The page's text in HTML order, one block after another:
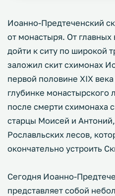
Иоанно-Предтеченский
от монастыря. От
дойти к ситу по широкой
заложил скит схимонах
первой половине XIX
глубинке монастырского
после смерти схимонаха
старцы Моисей и
Рославльских лесов,
окончательно устроить
Сегодня Иоанно-
представляет собой